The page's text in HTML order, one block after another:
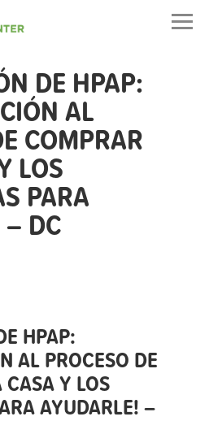
DE HPAP:
AL
COMPRAR
LOS
PARA
DC
HPAP:
AL PROCESO DE
Y LOS
AYUDARLE! –